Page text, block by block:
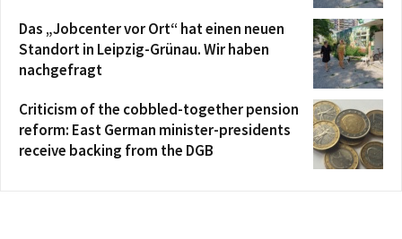
Das „Jobcenter vor Ort“ hat einen neuen
Standort in Leipzig-Grünau. Wir haben
nachgefragt
Criticism of the cobbled-together pension
reform: East German minister-presidents
receive backing from the DGB